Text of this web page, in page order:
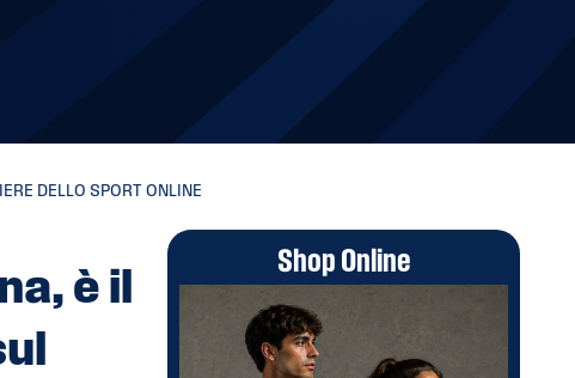
DELLO SPORT ONLINE
è il
Shop Online